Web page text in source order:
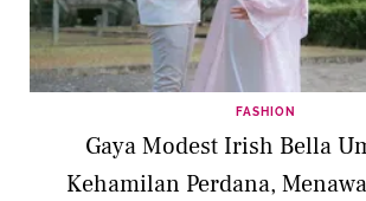
FASHION
Gaya Modest Irish Bella
Kehamilan Perdana,